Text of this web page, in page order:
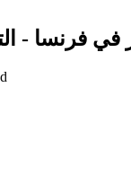
في فرنسا -